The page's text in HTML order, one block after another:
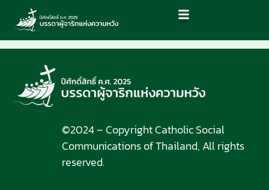
©2024 – Copyright Catholic Social
Communications of Thailand, All rights
reserved.